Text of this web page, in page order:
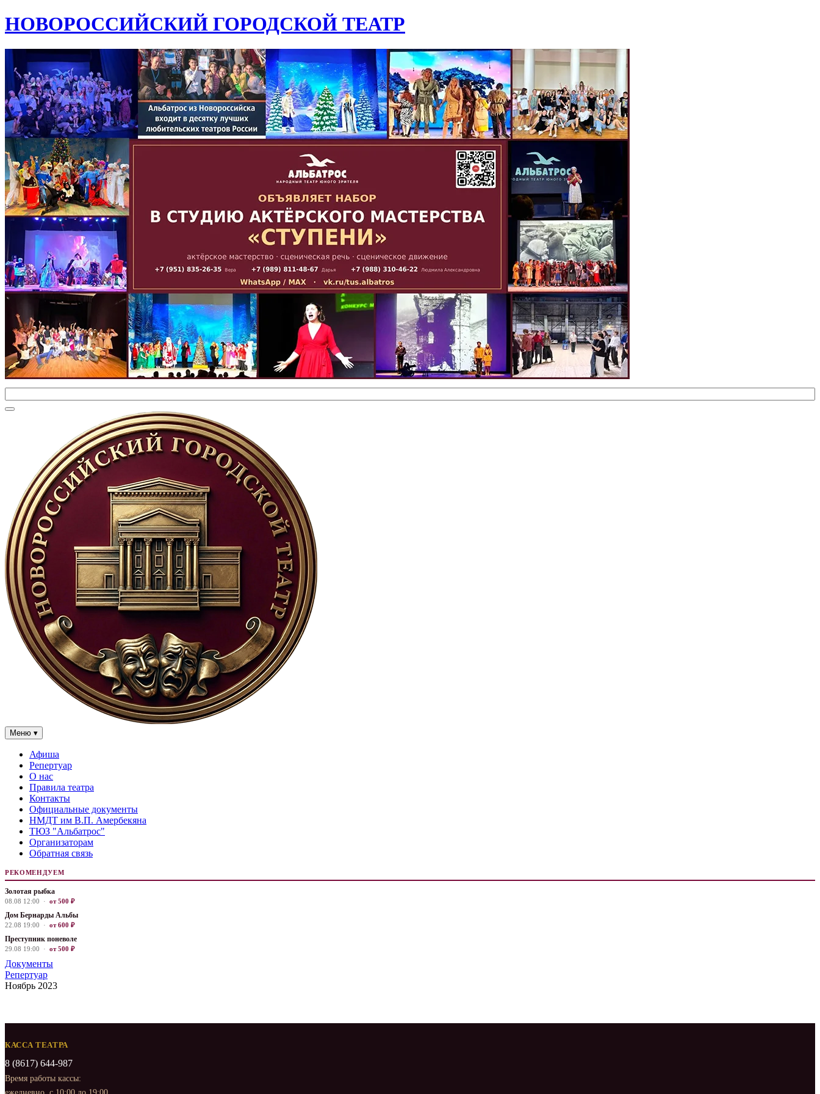
НОВОРОССИЙСКИЙ ГОРОДСКОЙ ТЕАТР
Меню ▾
Афиша
Репертуар
О нас
Правила театра
Контакты
Официальные документы
НМДТ им В.П. Амербекяна
ТЮЗ "Альбатрос"
Организаторам
Обратная связь
РЕКОМЕНДУЕМ
Золотая рыбка
08.08 12:00 · от 500 ₽
Дом Бернарды Альбы
22.08 19:00 · от 600 ₽
Преступник поневоле
29.08 19:00 · от 500 ₽
Документы
Репертуар
Ноябрь 2023
КАССА ТЕАТРА
8 (8617) 644-987
Время работы кассы: